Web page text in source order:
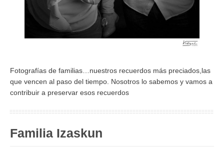
Fotografías de familias…nuestros recuerdos más preciados,las
que vencen al paso del tiempo. Nosotros lo sabemos y vamos a
contribuir a preservar esos recuerdos
Familia Izaskun